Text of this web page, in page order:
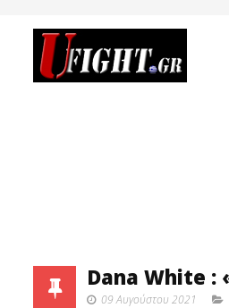
Dana White :
09 Αυγούστου 2021